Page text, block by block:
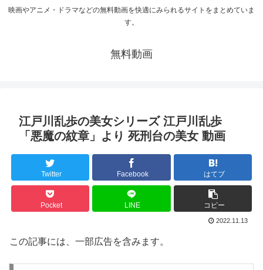
映画やアニメ・ドラマなどの無料動画を快適にみられるサイトをまとめていま
す。
無料動画
江戸川乱歩の美女シリーズ 江戸川乱歩
「悪魔の紋章」より 死刑台の美女 動画
Twitter Facebook はてブ
Pocket LINE コピー
2022.11.13
この記事には、一部広告を含みます。